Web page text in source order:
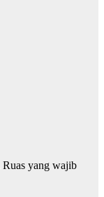
Ruas yang wajib